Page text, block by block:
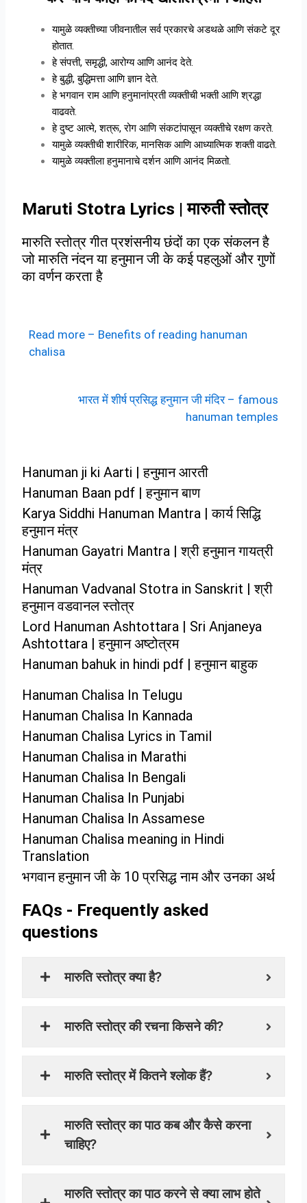
यामुळे व्यक्तीच्या जीवनातील सर्व प्रकारचे अडथळे आणि संकटे दूर
होतात.
हे संपत्ती, समृद्धी, आरोग्य आणि आनंद देते.
हे बुद्धी, बुद्धिमत्ता आणि ज्ञान देते.
हे भगवान राम आणि हनुमानांप्रती व्यक्तीची भक्ती आणि श्रद्धा
वाढवते.
हे दुष्ट आत्मे, शत्रू, रोग आणि संकटांपासून व्यक्तीचे रक्षण करते.
यामुळे व्यक्तीची शारीरिक, मानसिक आणि आध्यात्मिक शक्ती वाढते.
यामुळे व्यक्तीला हनुमानाचे दर्शन आणि आनंद मिळतो.
Maruti Stotra Lyrics | मारुती स्तोत्र
मारुति स्तोत्र गीत प्रशंसनीय छंदों का एक संकलन है
जो मारुति नंदन या हनुमान जी के कई पहलुओं और गुणों
का वर्णन करता है
Read more – Benefits of reading hanuman
chalisa
भारत में शीर्ष प्रसिद्ध हनुमान जी मंदिर – famous
hanuman temples
Hanuman ji ki Aarti | हनुमान आरती
Hanuman Baan pdf | हनुमान बाण
Karya Siddhi Hanuman Mantra | कार्य सिद्धि
हनुमान मंत्र
Hanuman Gayatri Mantra | श्री हनुमान गायत्री
मंत्र
Hanuman Vadvanal Stotra in Sanskrit | श्री
हनुमान वडवानल स्तोत्र
Lord Hanuman Ashtottara | Sri Anjaneya
Ashtottara | हनुमान अष्टोत्रम
Hanuman bahuk in hindi pdf | हनुमान बाहुक
Hanuman Chalisa In Telugu
Hanuman Chalisa In Kannada
Hanuman Chalisa Lyrics in Tamil
Hanuman Chalisa in Marathi
Hanuman Chalisa In Bengali
Hanuman Chalisa In Punjabi
Hanuman Chalisa In Assamese
Hanuman Chalisa meaning in Hindi
Translation
भगवान हनुमान जी के 10 प्रसिद्ध नाम और उनका अर्थ​
FAQs - Frequently asked
questions
मारुति स्तोत्र क्या है?
मारुति स्तोत्र की रचना किसने की?
मारुति स्तोत्र में कितने श्लोक हैं?
मारुति स्तोत्र का पाठ कब और कैसे करना
चाहिए?
मारुति स्तोत्र का पाठ करने से क्या लाभ होते